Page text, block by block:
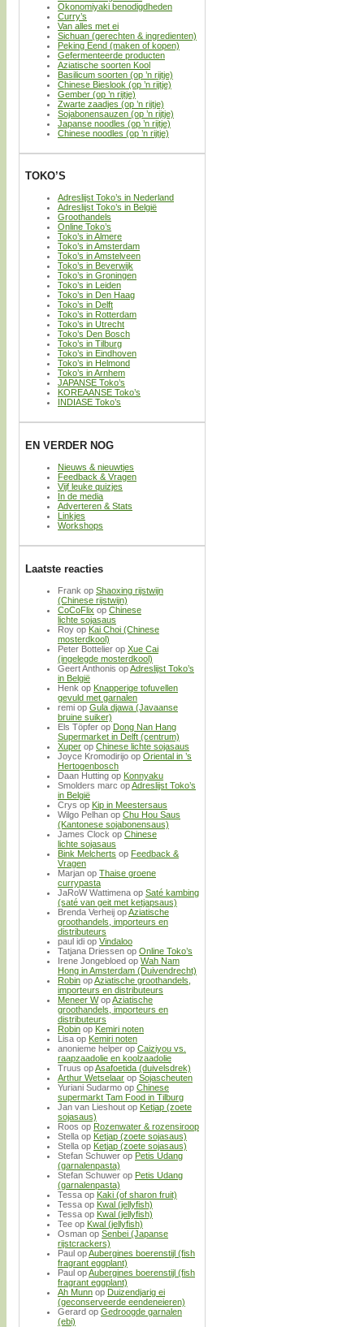
Okonomiyaki benodigdheden
Curry’s
Van alles met ei
Sichuan (gerechten & ingredienten)
Peking Eend (maken of kopen)
Gefermenteerde producten
Aziatische soorten Kool
Basilicum soorten (op ’n rijtje)
Chinese Bieslook (op ’n rijtje)
Gember (op ’n rijtje)
Zwarte zaadjes (op ’n rijtje)
Sojabonensauzen (op ’n rijtje)
Japanse noodles (op ’n rijtje)
Chinese noodles (op ’n rijtje)
TOKO’S
Adreslijst Toko’s in Nederland
Adreslijst Toko’s in België
Groothandels
Online Toko’s
Toko’s in Almere
Toko’s in Amsterdam
Toko’s in Amstelveen
Toko’s in Beverwijk
Toko’s in Groningen
Toko’s in Leiden
Toko’s in Den Haag
Toko’s in Delft
Toko’s in Rotterdam
Toko’s in Utrecht
Toko’s Den Bosch
Toko’s in Tilburg
Toko’s in Eindhoven
Toko’s in Helmond
Toko’s in Arnhem
JAPANSE Toko’s
KOREAANSE Toko’s
INDIASE Toko’s
EN VERDER NOG
Nieuws & nieuwtjes
Feedback & Vragen
Vijf leuke quizjes
In de media
Adverteren & Stats
Linkjes
Workshops
Laatste reacties
Frank op Shaoxing rijstwijn
(Chinese rijstwijn)
CoCoFlix op Chinese
lichte sojasaus
Roy op Kai Choi (Chinese
mosterdkool)
Peter Bottelier op Xue Cai
(ingelegde mosterdkool)
Geert Anthonis opAdreslijst Toko’s
in België
Henk op Knapperige tofuvellen
gevuld met garnalen
remi op Gula djawa (Javaanse
bruine suiker)
Els Töpfer op Dong Nan Hang
Supermarket in Delft (centrum)
Xuper op Chinese lichte sojasaus
Joyce Kromodirijo op Oriental in ’s
Hertogenbosch
Daan Hutting op Konnyaku
Smolders marc opAdreslijst Toko’s
in België
Crys op Kip in Meestersaus
Wilgo Pelhan op Chu Hou Saus
(Kantonese sojabonensaus)
James Clock op Chinese
lichte sojasaus
Bink Melcherts op Feedback &
Vragen
Marjan op Thaise groene
currypasta
JaRoW Wattimena op Saté kambing
(saté van geit met ketjapsaus)
Brenda Verheij opAziatische
groothandels, importeurs en
distributeurs
paul idi op Vindaloo
Tatjana Driessen op Online Toko’s
Irene Jongebloed op Wah Nam
Hong in Amsterdam (Duivendrecht)
Robin opAziatische groothandels,
importeurs en distributeurs
Meneer WopAziatische
groothandels, importeurs en
distributeurs
Robin op Kemiri noten
Lisa op Kemiri noten
anonieme helper op Caiziyou vs.
raapzaadolie en koolzaadolie
Truus opAsafoetida (duivelsdrek)
Arthur Wetselaar op Sojascheuten
Yuriani Sudarmo op Chinese
supermarkt Tam Food in Tilburg
Jan van Lieshout op Ketjap (zoete
sojasaus)
Roos op Rozenwater & rozensiroop
Stella op Ketjap (zoete sojasaus)
Stella op Ketjap (zoete sojasaus)
Stefan Schuwer op Petis Udang
(garnalenpasta)
Stefan Schuwer op Petis Udang
(garnalenpasta)
Tessa op Kaki (of sharon fruit)
Tessa op Kwal (jellyfish)
Tessa op Kwal (jellyfish)
Tee op Kwal (jellyfish)
Osman op Senbei (Japanse
rijstcrackers)
Paul opAubergines boerenstijl (fish
fragrant eggplant)
Paul opAubergines boerenstijl (fish
fragrant eggplant)
Ah Munn op Duizendjarig ei
(geconserveerde eendeneieren)
Gerard op Gedroogde garnalen
(ebi)